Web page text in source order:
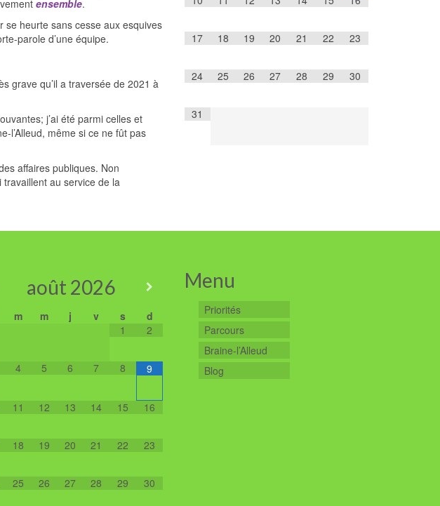
ensemble.
heurte sans cesse aux esquives
parole d’une équipe.
grave qu’il a traversée de 2021 à
j’ai été parmi celles et
l’Alleud, même si ce ne fût pas
affaires publiques. Non
au service de la
17 18 19 20 21 22 23
24 25 26 27 28 29 30
31
août 2026
m m j v s
d
1
2
4 5 6 7 8 9
11 12 13 14 15 16
18 19 20 21 22 23
25 26 27 28 29 30
Menu
Priorités
Parcours
Braine-l’Alleud
Blog